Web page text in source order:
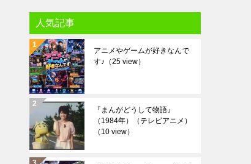
人気記事
アニメやゲームが好きなんで
す♪ （25 view）
『まんがどうして物語』
（1984年）（テレビアニメ）
（10 view）